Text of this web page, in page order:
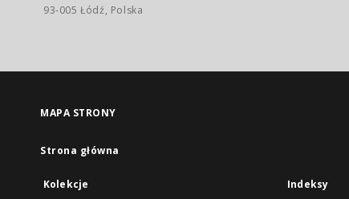
93-005 Łódź, Polska
MAPA STRONY
Strona główna
Kolekcje Indeksy